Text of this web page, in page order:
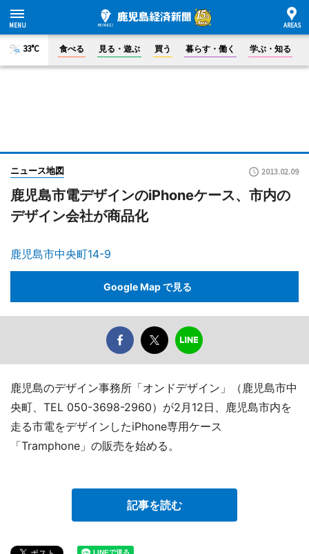
33°C 食べる 見る・遊ぶ 買う 暮らす・働く 学ぶ・知る
ニュース地図 2013.02.09
鹿児島市電デザインのiPhoneケース、市内の
デザイン会社が商品化
鹿児島市中央町14-9
Google Map で見る
鹿児島のデザイン事務所「オンドデザイン」（鹿児島市中
央町、TEL 050-3698-2960）が2月12日、鹿児島市内を
走る市電をデザインしたiPhone専用ケース
「Tramphone」の販売を始める。
記事を読む